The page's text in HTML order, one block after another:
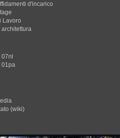
d'incarico
Lavoro
architettura
01pa
(wiki)